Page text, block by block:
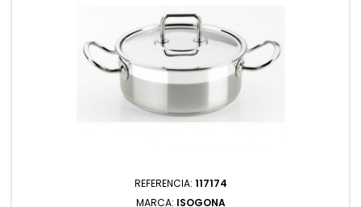
REFERENCIA: 117174
MARCA: ISOGONA